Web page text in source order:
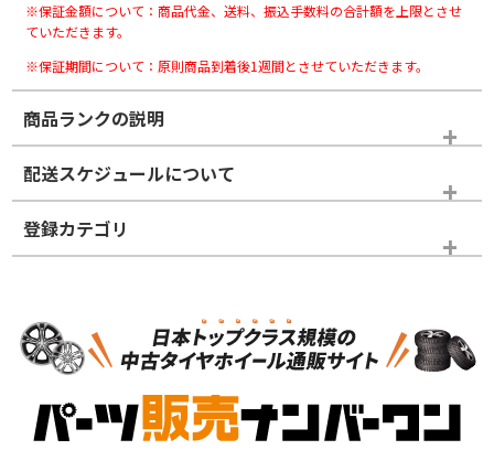
※保証金額について：商品代金、送料、振込手数料の合計額を上限とさせ
ていただきます。
※保証期間について：原則商品到着後1週間とさせていただきます。
商品ランクの説明
※商品ランクは出品者の主観により判断しておりますので、あら
かじめご了承ください。
ホイールランク
S
品）
S
新車外し品（新古
付き
配送スケジュールについて
登録カテゴリ
タイヤホイールセット